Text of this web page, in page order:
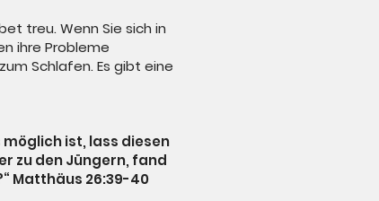
treu. Wenn Sie sich in
ihre Probleme
Schlafen. Es gibt eine
möglich ist, lass diesen
zu den Jüngern, fand
Matthäus 26:39-40